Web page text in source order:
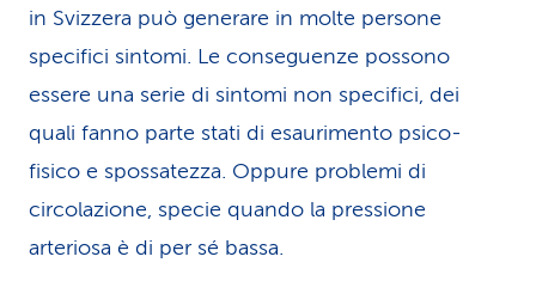
in Svizzera può generare in molte persone
specifici sintomi. Le conseguenze possono
essere una serie di sintomi non specifici, dei
quali fanno parte stati di esaurimento psico-
fisico e spossatezza. Oppure problemi di
circolazione, specie quando la pressione
arteriosa è di per sé bassa.